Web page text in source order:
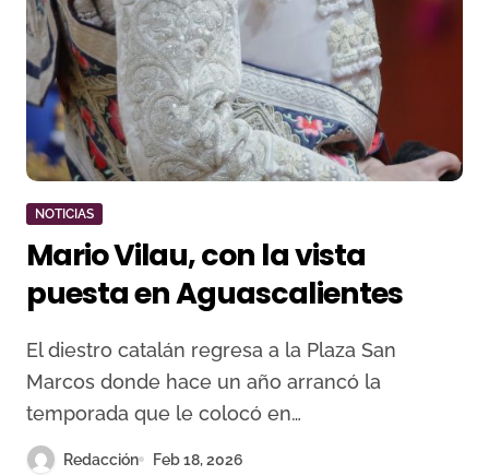
NOTICIAS
Mario Vilau, con la vista
puesta en Aguascalientes
El diestro catalán regresa a la Plaza San
Marcos donde hace un año arrancó la
temporada que le colocó en…
Redacción Feb 18, 2026